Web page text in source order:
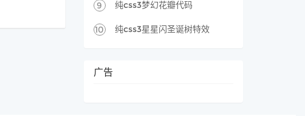
9 纯css3梦幻花瓣代码
10 纯css3星星闪圣诞树特效
广告